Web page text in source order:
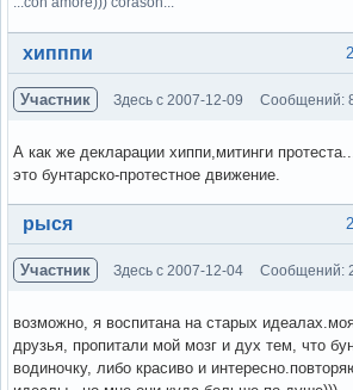
Вне форума
хипппи
Участник Здесь с 2007-12-09 Сообщений:
А как же декларации хиппи,митинги
это бунтарско-протестное движение.
Вне форума
рыся
Участник Здесь с 2007-12-04 Сообщений:
возможно, я воспитана на старых
друзья, пропитали мой мозг и дух тем, что
водиночку, либо красиво и